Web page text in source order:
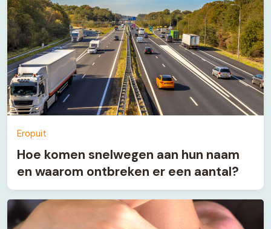
Eropuit
Hoe komen snelwegen aan hun naam
en waarom ontbreken er een aantal?